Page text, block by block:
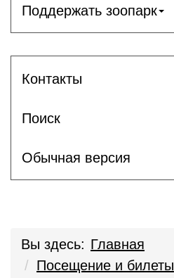
Поддержать зоопарк
Контакты
Поиск
Обычная версия
Вы здесь: Главная
Посещение и билеты